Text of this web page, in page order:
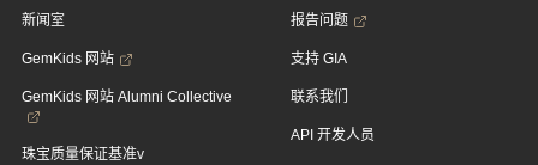
新闻室
GemKids 网站
GemKids 网站 Alumni Collective
珠宝质量保证基准v
报告问题
支持 GIA
联系我们
API 开发人员